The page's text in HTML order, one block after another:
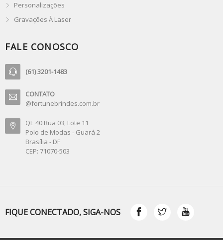
Personalizações
Gravações À Laser
FALE CONOSCO
(61) 3201-1483
CONTATO
@fortunebrindes.com.br
QE 40 Rua 03, Lote 11
Polo de Modas - Guará 2
Brasília - DF
CEP: 71070-503
FIQUE CONECTADO, SIGA-NOS